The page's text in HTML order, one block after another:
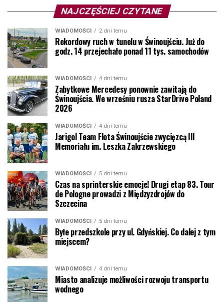
NAJCZĘŚCIEJ CZYTANE
WIADOMOŚCI 2 dni temu
Rekordowy ruch w tunelu w Świnoujściu. Już do
godz. 14 przejechało ponad 11 tys. samochodów
WIADOMOŚCI 4 dni temu
Zabytkowe Mercedesy ponownie zawitają do
Świnoujścia. We wrześniu rusza StarDrive Poland
2026
WIADOMOŚCI 4 dni temu
Jarigol Team Flota Świnoujście zwycięzcą III
Memoriału im. Leszka Zakrzewskiego
WIADOMOŚCI 5 dni temu
Czas na sprinterskie emocje! Drugi etap 83. Tour
de Pologne prowadzi z Międzyzdrojów do
Szczecina
WIADOMOŚCI 5 dni temu
Byłe przedszkole przy ul. Gdyńskiej. Co dalej z tym
miejscem?
WIADOMOŚCI 4 dni temu
Miasto analizuje możliwości rozwoju transportu
wodnego